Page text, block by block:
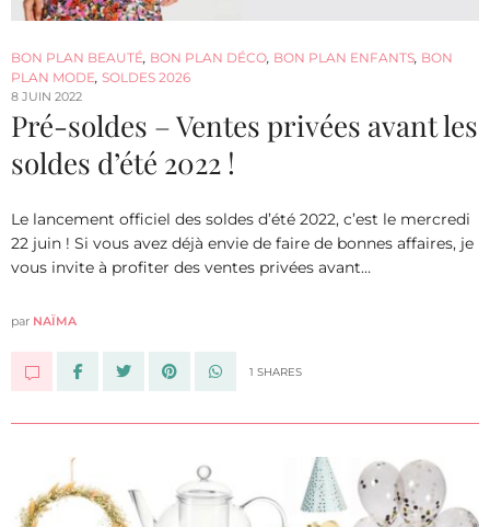
BON PLAN BEAUTÉ, BON PLAN DÉCO, BON PLAN ENFANTS, BON
PLAN MODE, SOLDES 2026
8 JUIN 2022
Pré-soldes – Ventes privées avant les
soldes d’été 2022 !
Le lancement officiel des soldes d’été 2022, c’est le mercredi
22 juin ! Si vous avez déjà envie de faire de bonnes affaires, je
vous invite à profiter des ventes privées avant…
par NAÏMA
1 SHARES